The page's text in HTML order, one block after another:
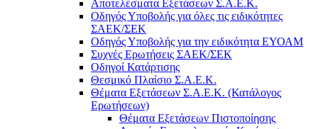
Αποτελέσματα Εξετάσεων Σ.Α.Ε.Κ.
Οδηγός Υποβολής για όλες τις ειδικότητες
ΣΑΕΚ/ΣΕΚ
Οδηγός Υποβολής για την ειδικότητα ΕΥΟΑΜ
Συχνές Ερωτήσεις ΣΑΕΚ/ΣΕΚ
Οδηγοί Κατάρτισης
Θεσμικό Πλαίσιο Σ.Α.Ε.Κ.
Θέματα Εξετάσεων Σ.Α.Ε.Κ. (Κατάλογος
Ερωτήσεων)
Θέματα Εξετάσεων Πιστοποίησης